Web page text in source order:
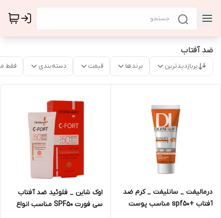
ضد آفتاب
پربازدیدترین برندها قیمت دسته‌بندی فقط
درمالیفت _ سانلیفت _ کرم ضد
آفتاب +spf50 مناسب پوست
اوک شاین _ فلوئید ضد آفتاب
سی فورت SPF50 مناسب انواع